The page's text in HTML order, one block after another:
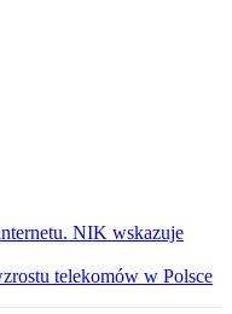
NIK wskazuje
telekomów w Polsce